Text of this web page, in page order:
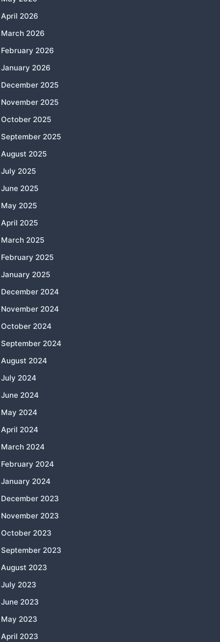
April 2026
March 2026
February 2026
January 2026
December 2025
November 2025
October 2025
September 2025
August 2025
July 2025
June 2025
May 2025
April 2025
March 2025
February 2025
January 2025
December 2024
November 2024
October 2024
September 2024
August 2024
July 2024
June 2024
May 2024
April 2024
March 2024
February 2024
January 2024
December 2023
November 2023
October 2023
September 2023
August 2023
July 2023
June 2023
May 2023
April 2023